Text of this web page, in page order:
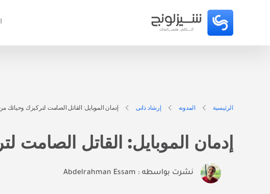
الرئيسية المدونه إرشاد ذاتى إدمان الموبايل: القاتل الصامت لتركيزك وحياتك
إدمان الموبايل: القاتل
نشرت بواسطه : Abdelrahman Essam